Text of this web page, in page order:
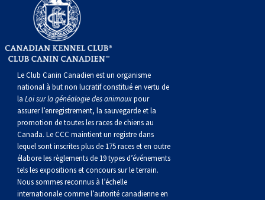
Berger anglais
Berger polonais de plaine
Berger portugais
Puli
Schapendoes néerlandais
Berger Shetland
Chien Ibizan
Lévrier irlandais
Norrbottenspets
Elkhound norvégien
Lundehund norvégien
Otterhound
Terrier tibétain
Xoloitzcuintli (moyen)
Xoloïtzcuintli (standard)
Setter irlandais
Épagneul cocker américain
Épagneul d’eau américain
Épagneul bleu de Picardie
Épagneul breton
Épagneul Clumber
Terrier de Norwich
Terrier du révérend Russell
Terrier chasseur de rat
Terrier Russell
Schnauzer (nain)
Terrier écossais
Caniche (nain)
Petit chien russe
Terrier à poil soyeux
Fox terrier miniature
Terrier de Manchester nain
Grand bouvier suisse
Chien du Groenland
Hovawart
Chien d’ours de Carélie
Komondor
Kuvasz
Top Dogs
Le Club Canin Canadien est un organisme
national à but non lucratif constitué en vertu de
la Loi sur la généalogie des animauxpour
assurer l’enregistrement, la sauvegarde et la
promotion de toutes les races de chiens au
Canada. Le CCC maintient un registre dans
lequel sont inscrites plus de 175 races et en outre
élabore les règlements de 19 types d’événements
tels les expositions et concours sur le terrain.
Nous sommes reconnus à l’échelle
internationale comme l’autorité canadienne en